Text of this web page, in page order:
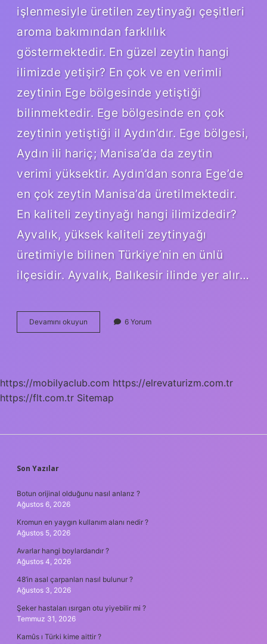
işlenmesiyle üretilen zeytinyağı çeşitleri
aroma bakımından farklılık
göstermektedir. En güzel zeytin hangi
ilimizde yetişir? En çok ve en verimli
zeytinin Ege bölgesinde yetiştiği
bilinmektedir. Ege bölgesinde en çok
zeytinin yetiştiği il Aydın’dır. Ege bölgesi,
Aydın ili hariç; Manisa’da da zeytin
verimi yüksektir. Aydın’dan sonra Ege’de
en çok zeytin Manisa’da üretilmektedir.
En kaliteli zeytinyağı hangi ilimizdedir?
Ayvalık, yüksek kaliteli zeytinyağı
üretimiyle bilinen Türkiye’nin en ünlü
ilçesidir. Ayvalık, Balıkesir ilinde yer alır…
Devamını okuyun Türkiyede
En
6 Yorum
https://mobilyaclub.com https://elrevaturizm.com.tr
https://flt.com.tr Sitemap
SIDEBAR
Son Yazılar
Botun orijinal olduğunu nasıl anlarız ?
Ağustos 6, 2026
Kromun en yaygın kullanım alanı nedir ?
Ağustos 5, 2026
Avarlar hangi boylardandır ?
Ağustos 4, 2026
48’in asal çarpanları nasıl bulunur ?
Ağustos 3, 2026
Şeker hastaları ısırgan otu yiyebilir mi ?
Temmuz 31, 2026
Kamûs ı Türki kime aittir ?